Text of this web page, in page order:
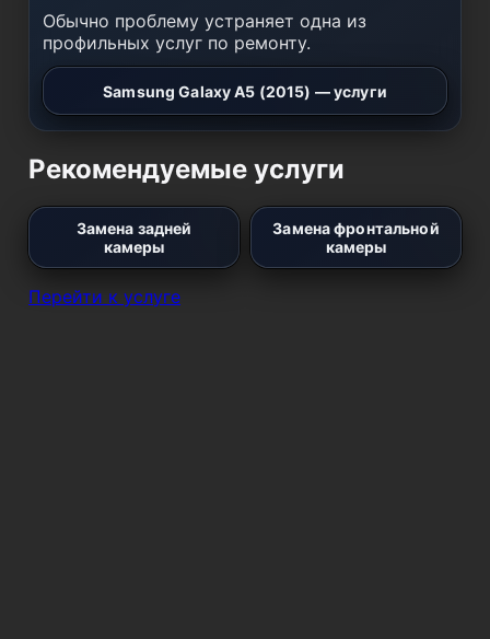
Обычно проблему устраняет одна из
профильных услуг по ремонту.
Samsung Galaxy A5 (2015) — услуги
Рекомендуемые услуги
Замена задней
камеры
Замена фронтальной
камеры
Перейти к услуге